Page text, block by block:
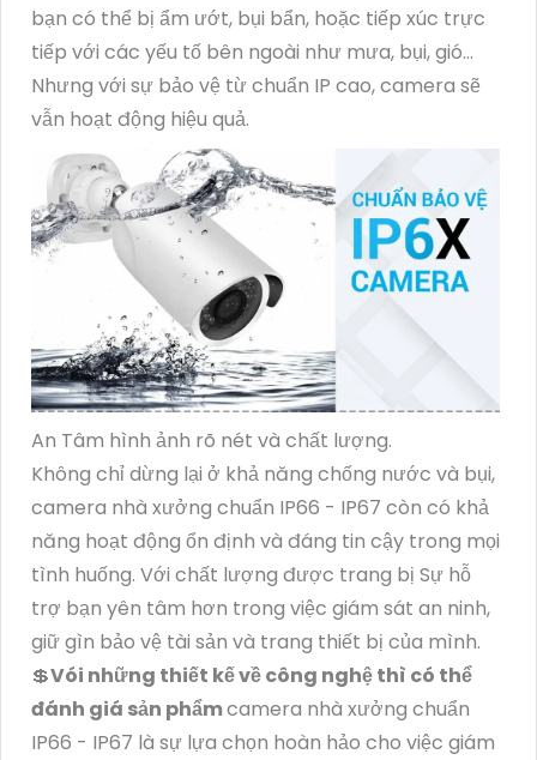
bạn có thể bị ẩm ướt, bụi bẩn, hoặc tiếp xúc trực
tiếp với các yếu tố bên ngoài như mưa, bụi, gió...
Nhưng với sự bảo vệ từ chuẩn IP cao, camera sẽ
vẫn hoạt động hiệu quả.
An Tâm hình ảnh rõ nét và chất lượng.
Không chỉ dừng lại ở khả năng chống nước và bụi,
camera nhà xưởng chuẩn IP66 - IP67 còn có khả
năng hoạt động ổn định và đáng tin cậy trong mọi
tình huống. Với chất lượng được trang bị Sự hỗ
trợ bạn yên tâm hơn trong việc giám sát an ninh,
giữ gìn bảo vệ tài sản và trang thiết bị của mình.
💲Vói những thiết kế về công nghệ thì có thể
đánh giá sản phẩmcamera nhà xưởng chuẩn
IP66 - IP67 là sự lựa chọn hoàn hảo cho việc giám